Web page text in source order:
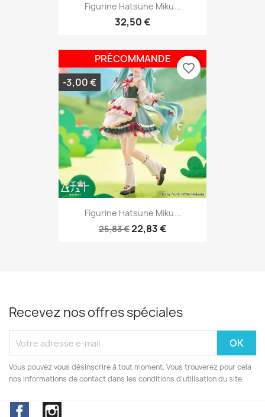
Figurine Hatsune Miku...
32,50 €
Figurine Hatsune Miku...
25,83 €22,83 €
PRÉCOMMANDE
-3,00 €
favorite_border
Recevez nos offres spéciales
Vous pouvez vous désinscrire à tout moment. Vous trouverez pour cela
nos informations de contact dans les conditions d'utilisation du site.
Facebook